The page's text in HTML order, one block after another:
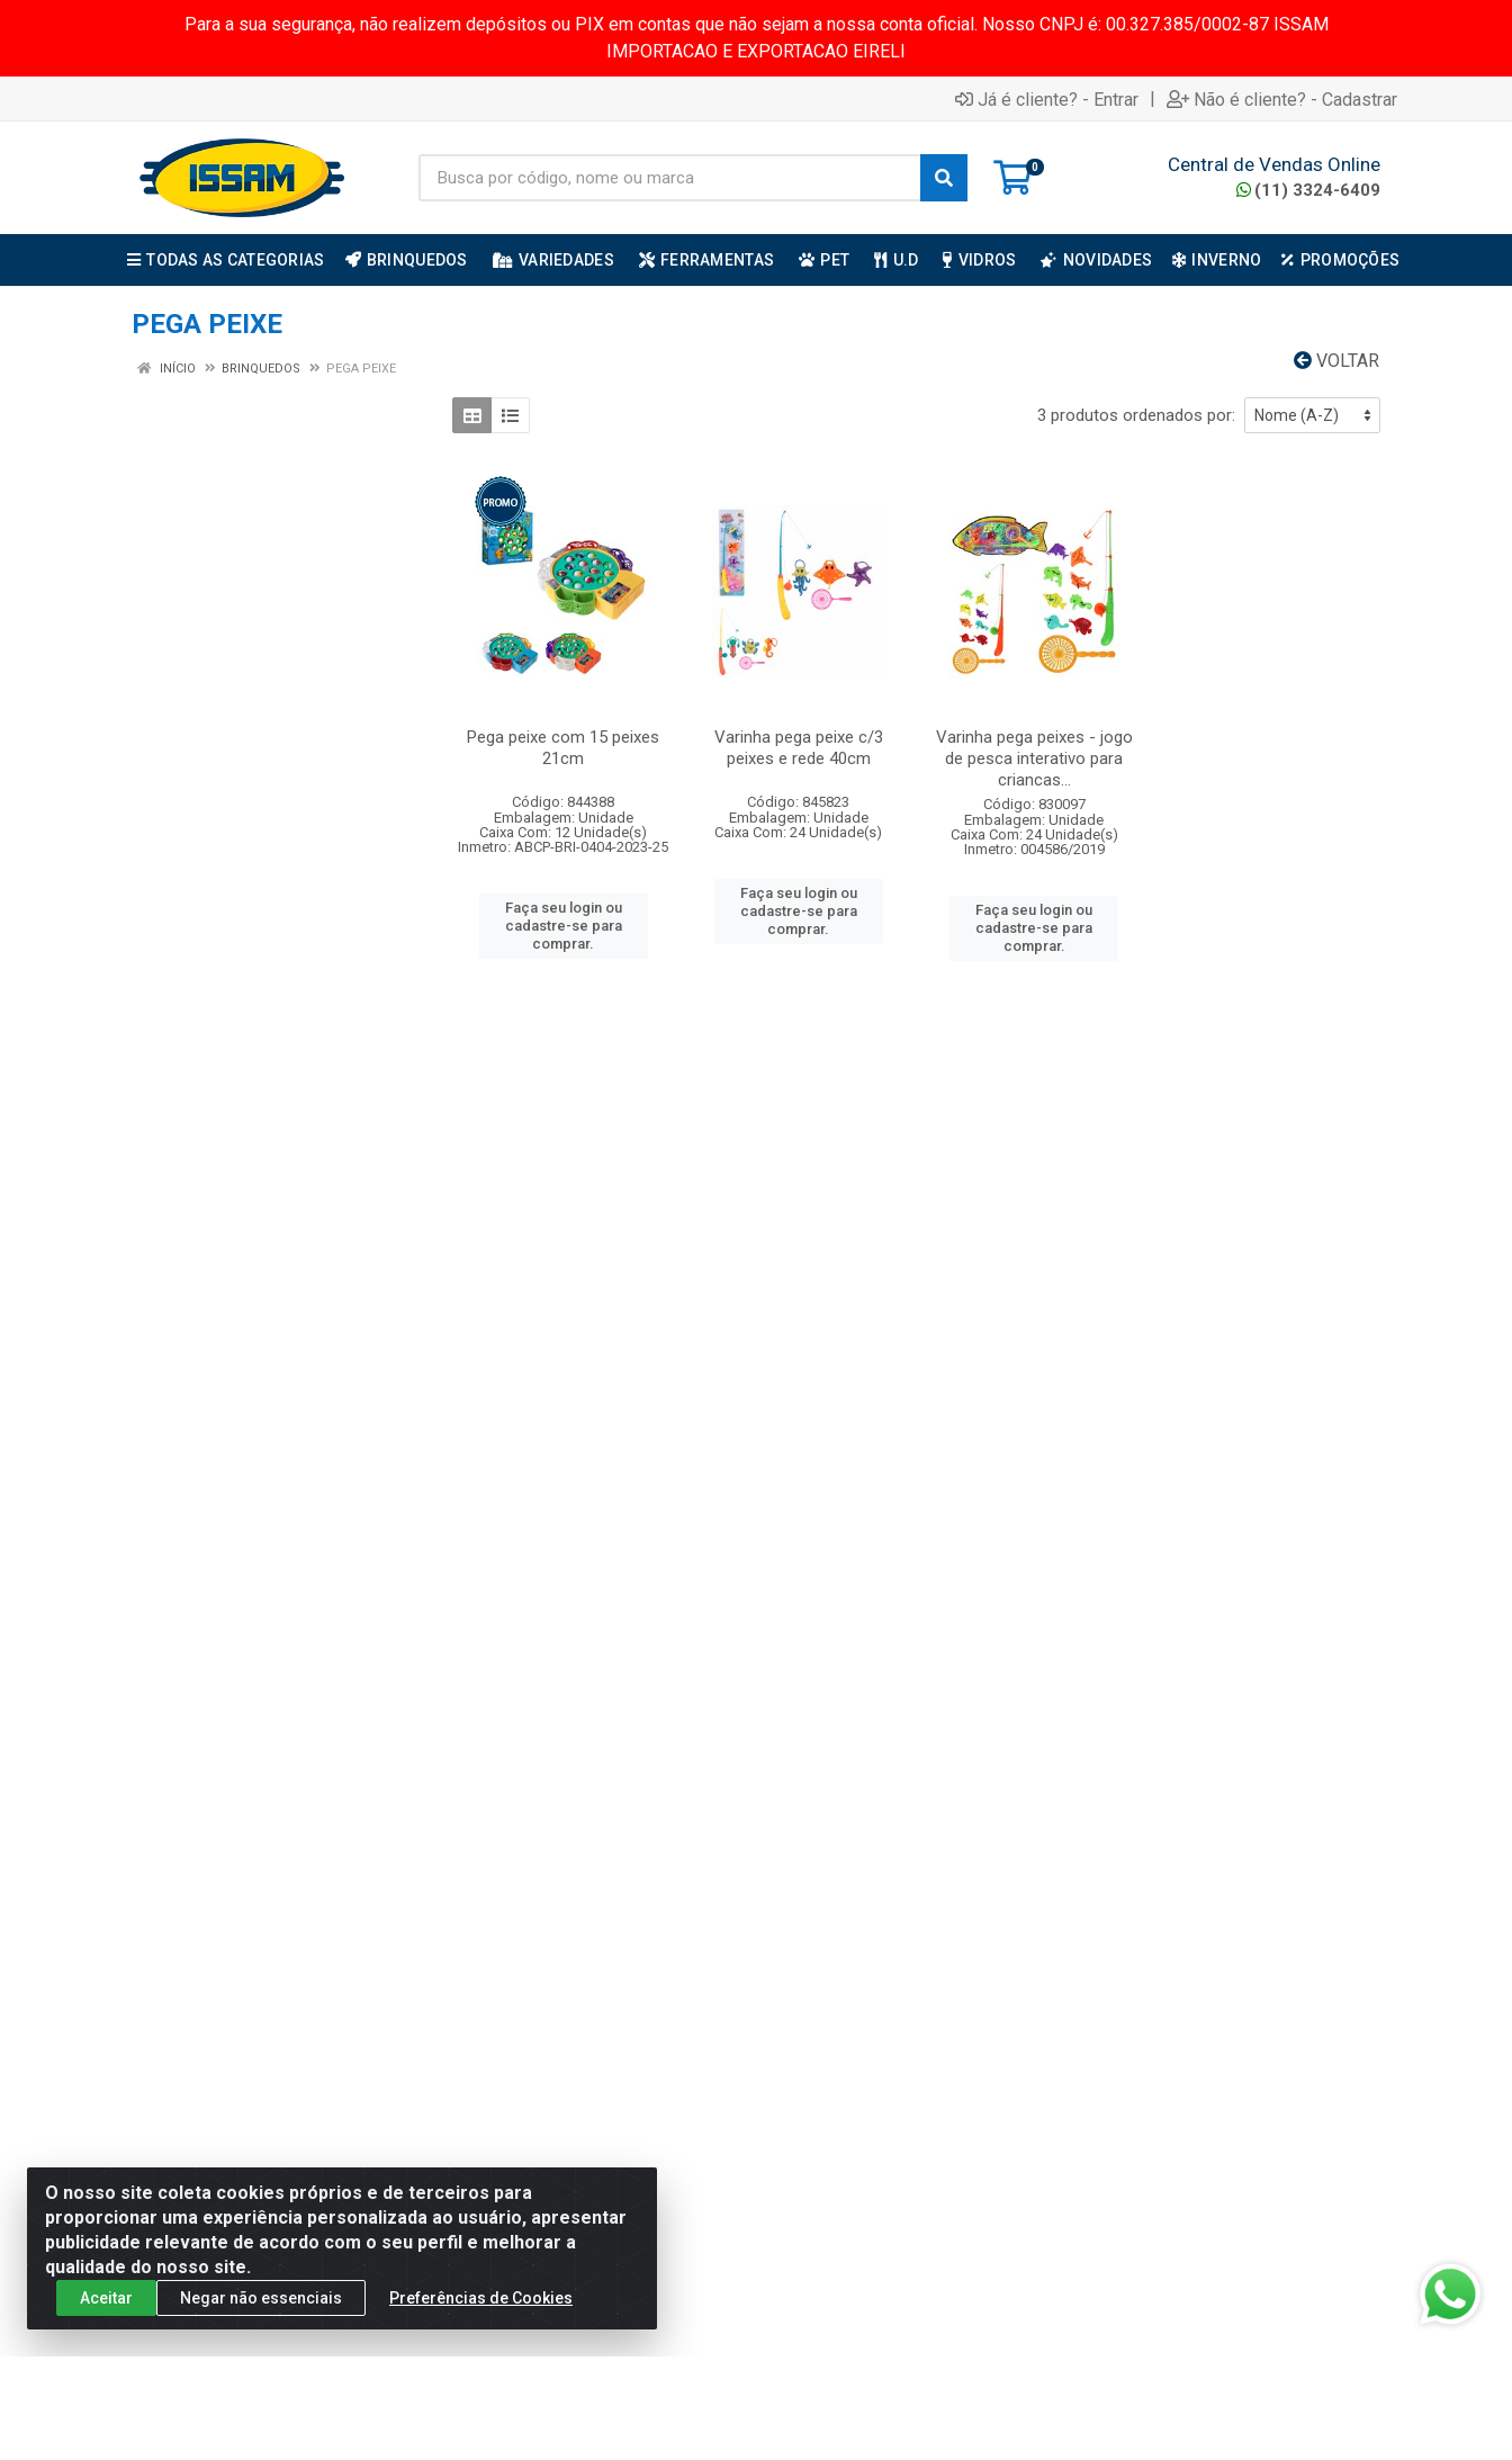
Para a sua segurança, não realizem depósitos ou PIX em contas que não sejam a nossa conta oficial. Nosso CNPJ é: 00.327.385/0002-87 ISSAM
IMPORTACAO E EXPORTACAO EIRELI
Já é cliente? - Entrar | Não é cliente? - Cadastrar
0 Central de Vendas Online
(11) 3324-6409
TODAS AS CATEGORIAS BRINQUEDOS VARIEDADES FERRAMENTAS PET U.D VIDROS NOVIDADES INVERNO PROMOÇÕES
PEGA PEIXE
VOLTAR
INÍCIO BRINQUEDOS PEGA PEIXE
3 produtos ordenados por:
Pega peixe com 15 peixes
21cm
Código: 844388
Embalagem: Unidade
Caixa Com: 12 Unidade(s)
Inmetro: ABCP-BRI-0404-2023-25
Faça seu login ou
cadastre-se para
comprar.
Varinha pega peixe c/3
peixes e rede 40cm
Código: 845823
Embalagem: Unidade
Caixa Com: 24 Unidade(s)
Faça seu login ou
cadastre-se para
comprar.
Varinha pega peixes - jogo
de pesca interativo para
criancas...
Código: 830097
Embalagem: Unidade
Caixa Com: 24 Unidade(s)
Inmetro: 004586/2019
Faça seu login ou
cadastre-se para
comprar.
O nosso site coleta cookies próprios e de terceiros para
proporcionar uma experiência personalizada ao usuário, apresentar
publicidade relevante de acordo com o seu perfil e melhorar a
qualidade do nosso site.
Aceitar Negar não essenciais Preferências de Cookies